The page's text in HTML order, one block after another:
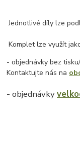
Jednotlivé díly lze
Komplet lze využít
- objednávky bez
Kontaktujte nás na
- objednávky